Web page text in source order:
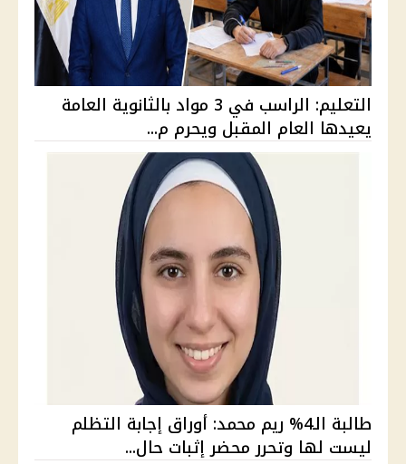
التعليم: الراسب في 3 مواد بالثانوية العامة
يعيدها العام المقبل ويحرم م...
طالبة الـ4% ريم محمد: أوراق إجابة التظلم
ليست لها وتحرر محضر إثبات حال...